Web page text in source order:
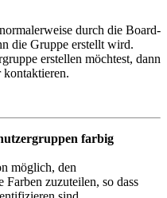
durch die Board-
die Gruppe erstellt wird.
erstellen möchtest, dann
kontaktieren.
farbig
möglich, den
Farben zuzuteilen, so dass